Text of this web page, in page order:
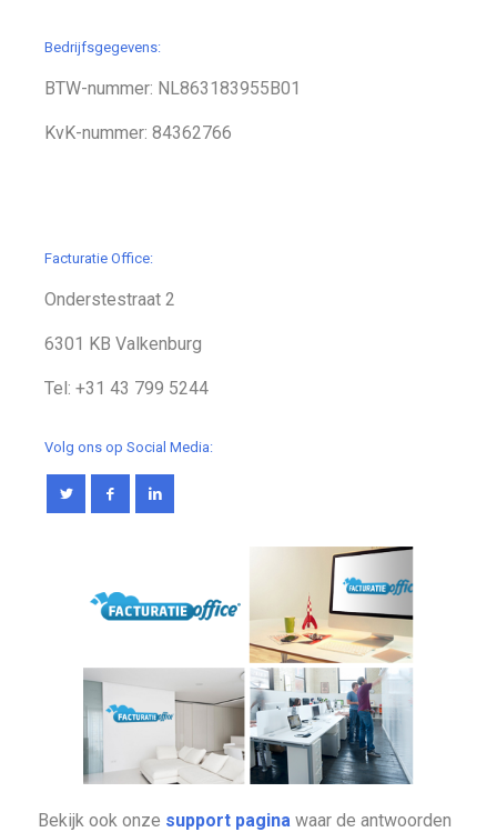
Bedrijfsgegevens:
BTW-nummer: NL863183955B01
KvK-nummer: 84362766
Facturatie Office:
Onderstestraat 2
6301 KB Valkenburg
Tel: +31 43 799 5244
Volg ons op Social Media:
Bekijk ook onze support pagina waar de antwoorden